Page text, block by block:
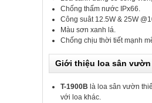
Chống thấm nước IPx66.
Công suât 12.5W & 25W
Màu sơn xanh lá.
Chống chịu thời tiết mạnh
Giới thiệu loa sân vườn
T-1900B là loa sân vườn
với loa khác.